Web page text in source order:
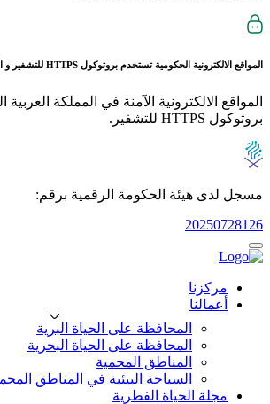
المواقع الالكترونية الحكومية تستخدم بروتوكول HTTPS للتشفير و
المواقع الالكترونية الآمنة في المملكة
بروتوكول HTTPS للتشفير.
مسجل لدى هيئة الحكومة الرقمية برقم:
20250728126
مركزنا
أعمالنا
المحافظة على الحياة البرية
المحافظة على الحياة البحرية
المناطق المحمية
السياحة البيئية في المناطق
مجلة الحياة الفطرية